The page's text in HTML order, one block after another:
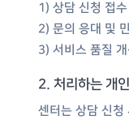
1) 상담 신청 접
2) 문의 응대 및
3) 서비스 품질
2. 처리하는 개
센터는 상담 신청